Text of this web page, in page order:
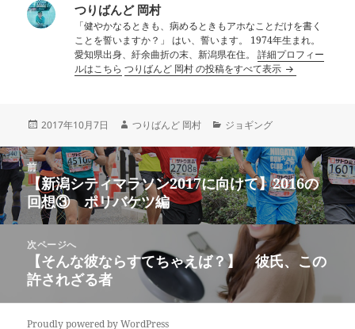
つりばんど 岡村
「健やかなるときも、病めるときもアホなことだけを書く
ことを誓いますか？」 はい、誓います。 1974年生まれ。
愛知県出身、紆余曲折の末、新潟県在住。詳細プロフィー
ルはこちら つりばんど 岡村 の投稿をすべて表示
投
日:
2017年10月7日
作
者
つりばんど 岡村
カ
ゴ
リ
ー
ジョギング
投
稿
ナ
ビ
ン
前
前
の
投
稿:
【新潟シティマラソン2017に向けて】2016の
回想③ ポリバケツ編
次ページへ
次
の
投
稿:
【そんな彼ならすてちゃえば？】 彼氏、この
許されざる者
Proudly powered by WordPress